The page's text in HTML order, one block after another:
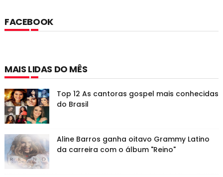
FACEBOOK
MAIS LIDAS DO MÊS
Top 12 As cantoras gospel mais conhecidas
do Brasil
Aline Barros ganha oitavo Grammy Latino
da carreira com o álbum "Reino"